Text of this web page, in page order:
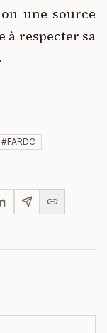
une source
à respecter sa
#FARDC